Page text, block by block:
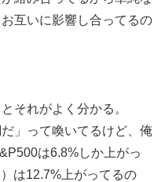
互いに影響し合ってるの
それがよく分かる。
」って喚いてるけど、俺
は6.8%しか上がっ
は12.7%上がってるの